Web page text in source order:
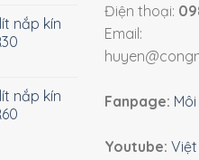
nắp kín
nắp kín
Điện thoại:
Email:
Fanpage:
Youtube: